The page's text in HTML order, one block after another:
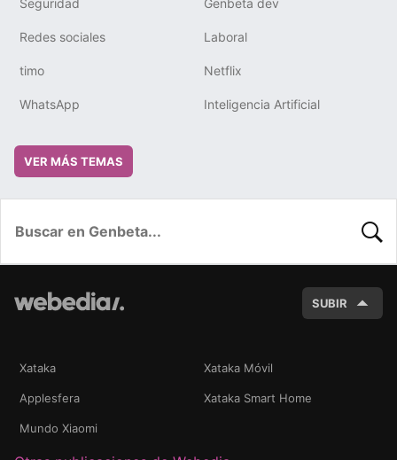
Seguridad Genbeta dev
Redes sociales Laboral
timo Netflix
WhatsApp Inteligencia Artificial
VER MÁS TEMAS
SUBIR
Xataka Xataka Móvil
Applesfera Xataka Smart Home
Mundo Xiaomi